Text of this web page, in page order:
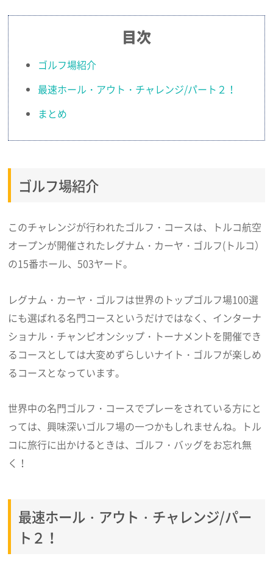
目次
ゴルフ場紹介
最速ホール・アウト・チャレンジ/パート２！
まとめ
ゴルフ場紹介
このチャレンジが行われたゴルフ・コースは、トルコ航空
オープンが開催されたレグナム・カーヤ・ゴルフ(トルコ）
の15番ホール、503ヤード。
レグナム・カーヤ・ゴルフは世界のトップゴルフ場100選
にも選ばれる名門コースというだけではなく、インターナ
ショナル・チャンピオンシップ・トーナメントを開催でき
るコースとしては大変めずらしいナイト・ゴルフが楽しめ
るコースとなっています。
世界中の名門ゴルフ・コースでプレーをされている方にと
っては、興味深いゴルフ場の一つかもしれませんね。トル
コに旅行に出かけるときは、ゴルフ・バッグをお忘れ無
く！
最速ホール・アウト・チャレンジ/パー
ト２！